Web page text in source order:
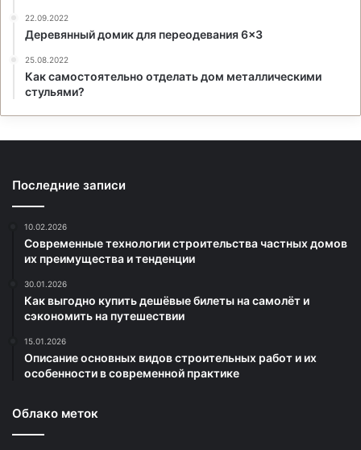
22.09.2022
Деревянный домик для переодевания 6×3
25.08.2022
Как самостоятельно отделать дом металлическими
стульями?
Последние записи
10.02.2026
Современные технологии строительства частных домов
их преимущества и тенденции
30.01.2026
Как выгодно купить дешёвые билеты на самолёт и
сэкономить на путешествии
15.01.2026
Описание основных видов строительных работ и их
особенности в современной практике
Облако меток